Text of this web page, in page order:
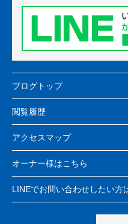
ブログトップ
閲覧履歴
アクセスマップ
オーナー様はこちら
LINEでお問い合わせしたい方